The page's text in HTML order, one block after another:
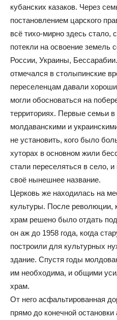
кубанских казаков. Через
постановлением царского
всё тихо-мирно здесь стало,
потекли на освоение земель
России, Украины,
отмечался в столыпинские
переселенцам давали
могли обосноваться на
территориях. Первые семьи
молдаванскими и
не установить, кого было
хуторах в основном жили
стали переселяться в село,
своё нынешнее название.
Церковь же находилась на
культуры. После революции,
храм решено было отдать
он аж до 1958 года, когда
построили для культурных
здание. Спустя годы
им необходима, и общими
храм.
От него асфальтированная
прямо до конечной